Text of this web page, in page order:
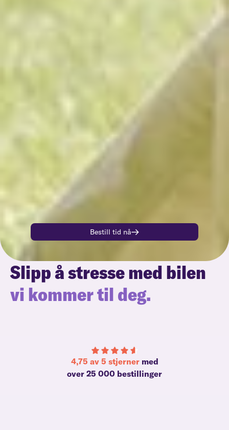
Bestill tid nå
Slipp å stresse med bilen
vi kommer til deg.
4,75 av 5 stjerner med
over 25 000 bestillinger